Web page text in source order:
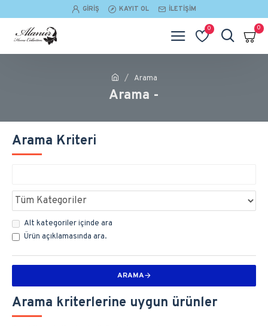
GIRIŞ KAYIT OL İLETIŞIM
0 0
Arama
Arama -
Arama Kriteri
Alt kategoriler içinde ara
Ürün açıklamasında ara.
ARAMA
Arama kriterlerine uygun ürünler